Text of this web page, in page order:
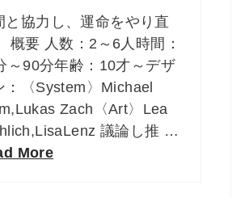
と協力し、運命をやり直
概要 人数：2～6人時間：
～90分年齢：10才～デザ
：〈System〉Michael
Zach〈Art〉Lea
議論し推 …
More